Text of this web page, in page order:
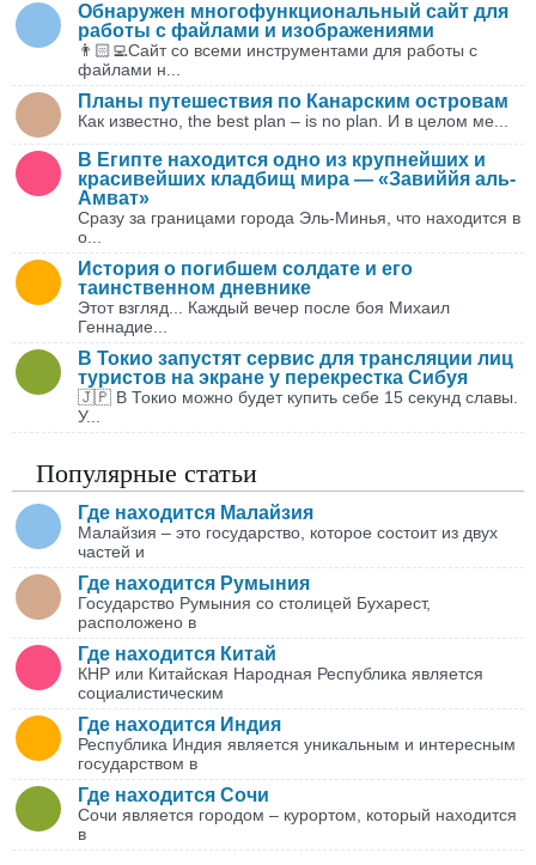
Обнаружен многофункциональный сайт для
работы с файлами и изображениями
👨🏻‍💻Сайт со всеми инструментами для работы с
файлами н...
Планы путешествия по Канарским островам
Как известно, the best plan – is no plan. И в целом ме...
В Египте находится одно из крупнейших и
красивейших кладбищ мира — «Завиййя аль-
Амват»
Сразу за границами города Эль-Минья, что находится в
о...
История о погибшем солдате и его
таинственном дневнике
Этот взгляд... Каждый вечер после боя Михаил
Геннадие...
В Токио запустят сервис для трансляции лиц
туристов на экране у перекрестка Сибуя
🇯🇵 В Токио можно будет купить себе 15 секунд славы.
У...
Популярные статьи
Где находится Малайзия
Малайзия – это государство, которое состоит из двух
частей и
Где находится Румыния
Государство Румыния со столицей Бухарест,
расположено в
Где находится Китай
КНР или Китайская Народная Республика является
социалистическим
Где находится Индия
Республика Индия является уникальным и интересным
государством в
Где находится Сочи
Сочи является городом – курортом, который находится
в